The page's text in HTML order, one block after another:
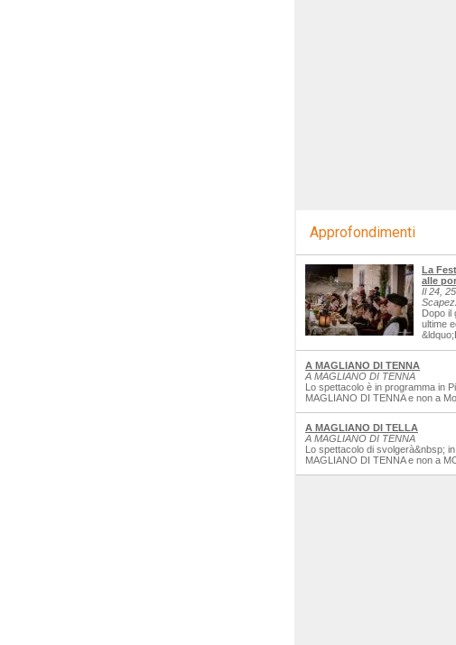
Approfondimenti
La
alle
Il 24,
Dopo il
ultime
A MAGLIANO DI TENNA
A MAGLIANO DI TENNA
Lo spettacolo è in programma in
MAGLIANO DI TENNA e non a
A MAGLIANO DI TELLA
A MAGLIANO DI TENNA
Lo spettacolo di svolgerà&nbsp;
MAGLIANO DI TENNA e non a